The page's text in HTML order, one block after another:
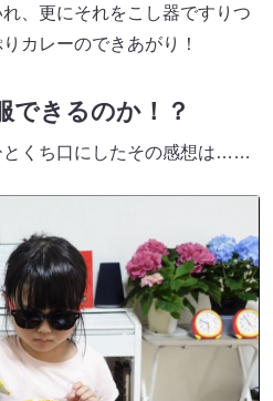
、更にそれをこし器ですりつ
カレーのできあがり！
できるのか！？
とくち口にしたその感想は……